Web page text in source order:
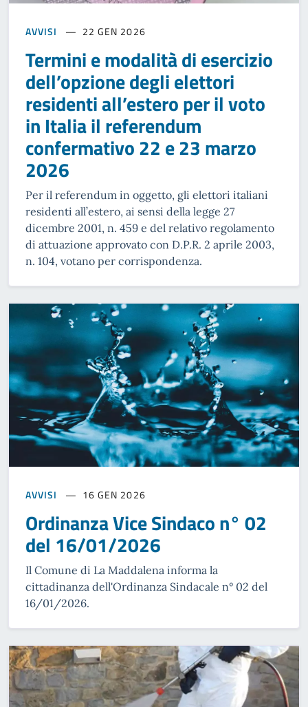
AVVISI 22 GEN 2026
Termini e modalità di esercizio
dell’opzione degli elettori
residenti all’estero per il voto
in Italia il referendum
confermativo 22 e 23 marzo
2026
Per il referendum in oggetto, gli elettori italiani
residenti all’estero, ai sensi della legge 27
dicembre 2001, n. 459 e del relativo regolamento
di attuazione approvato con D.P.R. 2 aprile 2003,
n. 104, votano per corrispondenza.
AVVISI 16 GEN 2026
Ordinanza Vice Sindaco n° 02
del 16/01/2026
Il Comune di La Maddalena informa la
cittadinanza dell'Ordinanza Sindacale n° 02 del
16/01/2026.